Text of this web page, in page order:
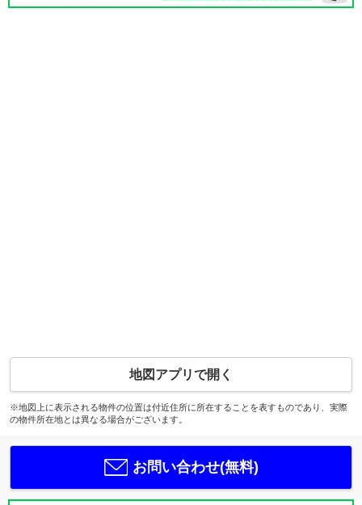
地図アプリで開く
※地図上に表示される物件の位置は付近住所に所在することを表すものであり、実際
の物件所在地とは異なる場合がございます。
お問い合わせ(無料)